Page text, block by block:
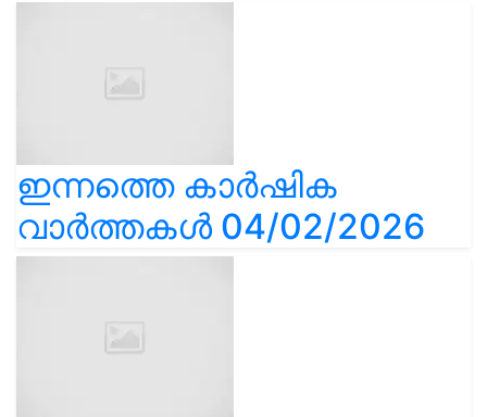
ഇന്നത്തെ കാർഷിക
വാർത്തകൾ 04/02/2026